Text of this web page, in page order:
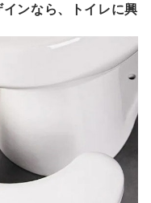
ンなら、トイレに興